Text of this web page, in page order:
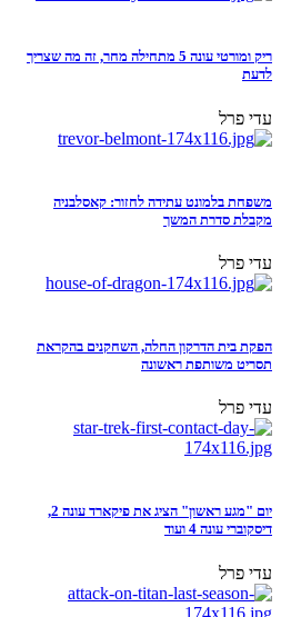
ריק ומורטי עונה 5 מתחילה מחר, זה מה שצריך
לדעת
עדי פרל
משפחת בלמונט עתידה לחזור: קאסלבניה
מקבלת סדרת המשך
עדי פרל
הפקת בית הדרקון החלה, השחקנים בהקראת
תסריט משותפת ראשונה
עדי פרל
יום "מגע ראשון" הציג את פיקארד עונה 2,
דיסקוברי עונה 4 ועוד
עדי פרל